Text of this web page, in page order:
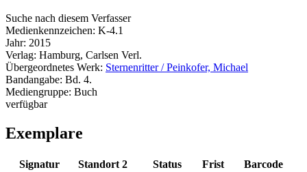
Suche nach diesem Verfasser
Medienkennzeichen: K-4.1
Jahr: 2015
Verlag: Hamburg, Carlsen Verl.
Übergeordnetes Werk: Sternenritter / Peinkofer, Michael
Bandangabe: Bd. 4.
Mediengruppe: Buch
verfügbar
Exemplare
Signatur Standort 2 Status Frist
Barcode